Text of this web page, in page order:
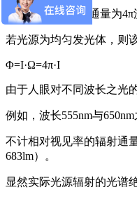
1cd点光源的总光通量为
若光源为均匀发光体，则
Φ=Ι·Ω=4π·Ι
由于人眼对不同波长之光
例如，波长555nm与
不计相对视见率的辐射通
683lm）。
显然实际光源辐射的光谱